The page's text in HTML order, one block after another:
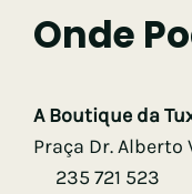
Onde
A Boutique da
Praça Dr. Alberto
235 721 523